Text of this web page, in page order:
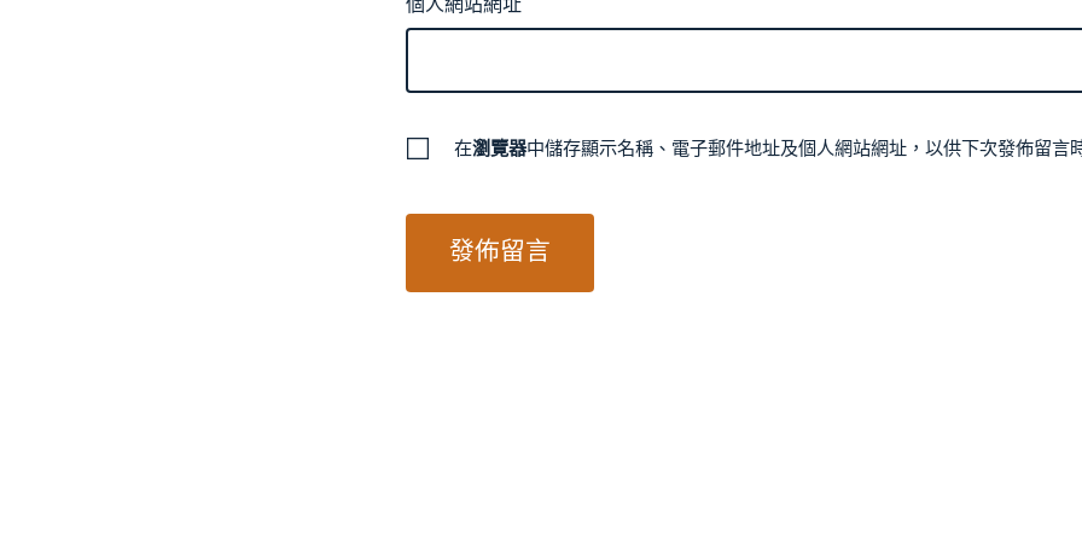
在瀏覽器中儲存顯示名稱、電子郵件地址及個人網站網址，以供下次發佈留言